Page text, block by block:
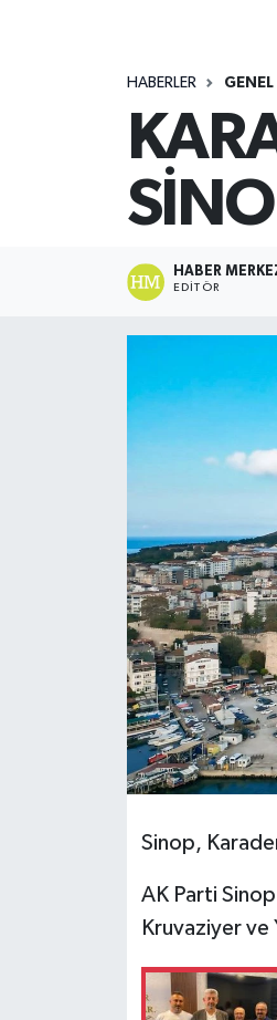
HABERLER GENEL
HABER
EDITÖR
Sinop,
AK Parti
Kruvaziyer ve